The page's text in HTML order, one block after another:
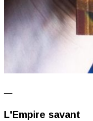
—
L'Empire savant